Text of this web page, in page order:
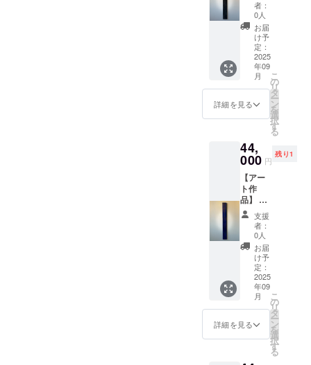
す。あ
らかじ
めご了
承くだ
さい。
×H900
㎜ ・
ご住所
等お送
り先を
お知ら
せくだ
さい ・
お使い
のモニ
際の商
品と画
面上の
色味が
若干異
なる場
合がご
ざいま
す。あ
らかじ
めご了
承くだ
さい。
セージ
付き ・
作品1点
もの ・
作品1-
②【恍
惚のア
ポトー
シス】
・アク
リル・
トメ
ディ
ア・木
製パネ
ル ・サ
イズ：
W100㎜
×H900
㎜ ・
ご住所
等お送
り先を
お知ら
せくだ
さい ・
お使い
のモニ
者：
0人
お届
け予
定：
2025
年09
月
詳細を見る
こ
の
リ
タ
ー
ン
を
選
択
す
る
44,
000 円
残り1
【アー
ト作
品】 ・
お礼
メッ
セージ
付き ・
作品1点
もの ・
作品1-
④【恍
惚のア
ポトー
シス】
・アク
リル・
支援
者：
0人
お届
け予
定：
2025
年09
月
詳細を見る
こ
の
リ
タ
ー
ン
を
選
択
す
る